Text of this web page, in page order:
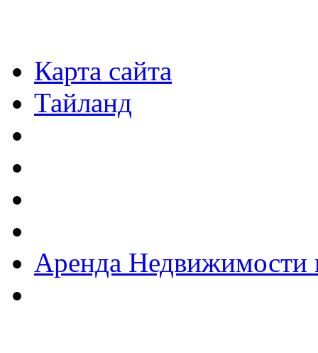
Карта сайта
Тайланд
Аренда Недвижимости